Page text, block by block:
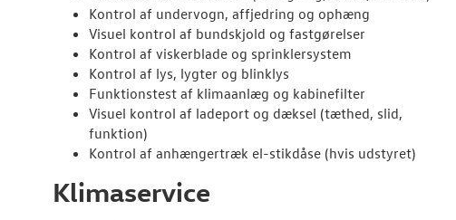
Kontrol af undervogn, affjedring og ophæng
Visuel kontrol af bundskjold og fastgørelser
Kontrol af viskerblade og sprinklersystem
Kontrol af lys, lygter og blinklys
Funktionstest af klimaanlæg og kabinefilter
Visuel kontrol af ladeport og dæksel (tæthed, slid,
funktion)
Kontrol af anhængertræk el-stikdåse (hvis udstyret)
Klimaservice